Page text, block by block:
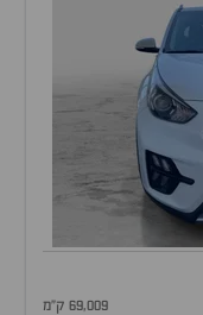
69,009 ק"מ